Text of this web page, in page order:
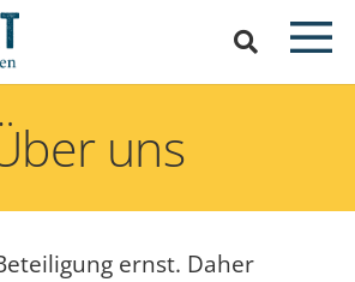
uns
ernst. Daher